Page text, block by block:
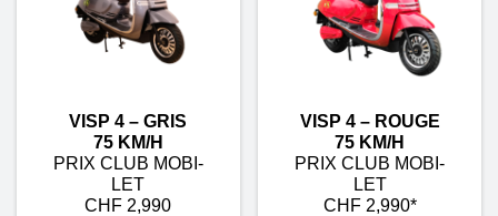
VISP 4 – GRIS
75 KM/H
PRIX CLUB MOBI-
LET
CHF 2,990
VISP 4 – ROUGE
75 KM/H
PRIX CLUB MOBI-
LET
CHF 2,990*